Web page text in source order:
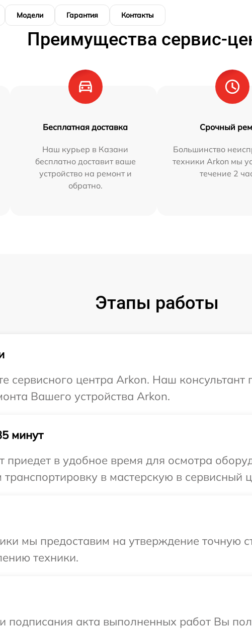
Модели Гарантия Контакты
Преимущества сервис-
Бесплатная доставка
Наш курьер в Казани
бесплатно доставит ваше
устройство на ремонт и
обратно.
Срочный
Большинство
техники Arkon мы
течение 2
Этапы работы
сервисного центра Arkon. Наш
Вашего устройства Arkon.
минут
приедет в удобное время для осмотра
в мастерскую в сервисный
мы предоставим на утверждение точную
техники.
подписания акта выполненных работ Вы